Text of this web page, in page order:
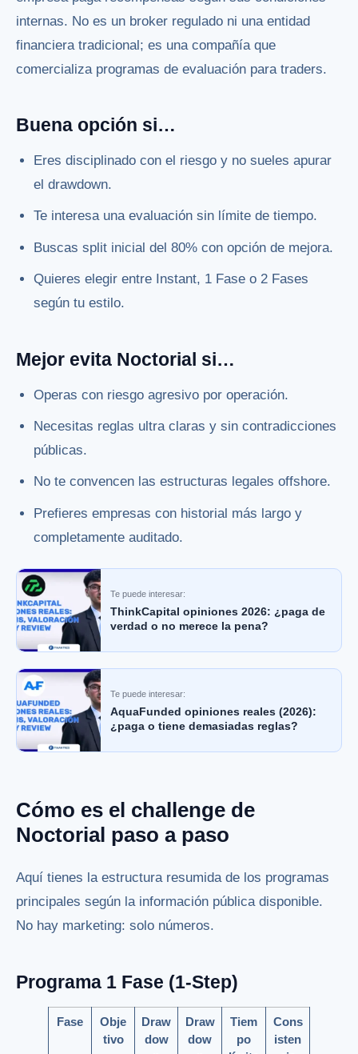
internas. No es un broker regulado ni una entidad
financiera tradicional; es una compañía que
comercializa programas de evaluación para traders.
Buena opción si…
Eres disciplinado con el riesgo y no sueles apurar
el drawdown.
Te interesa una evaluación sin límite de tiempo.
Buscas split inicial del 80% con opción de mejora.
Quieres elegir entre Instant, 1 Fase o 2 Fases
según tu estilo.
Mejor evita Noctorial si…
Operas con riesgo agresivo por operación.
Necesitas reglas ultra claras y sin contradicciones
públicas.
No te convencen las estructuras legales offshore.
Prefieres empresas con historial más largo y
completamente auditado.
Te puede interesar:
ThinkCapital opiniones 2026: ¿paga de
verdad o no merece la pena?
Te puede interesar:
AquaFunded opiniones reales (2026):
¿paga o tiene demasiadas reglas?
Cómo es el challenge de
Noctorial paso a paso
Aquí tienes la estructura resumida de los programas
principales según la información pública disponible.
No hay marketing: solo números.
Programa 1 Fase (1-Step)
Fase
Obje
tivo
Draw
dow
Draw
dow
Tiem
po
Cons
isten